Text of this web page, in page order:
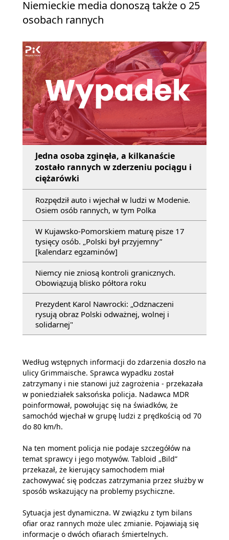
Niemieckie media donoszą także o 25
osobach rannych
Jedna osoba zginęła, a kilkanaście
zostało rannych w zderzeniu pociągu i
ciężarówki
Rozpędził auto i wjechał w ludzi w Modenie.
Osiem osób rannych, w tym Polka
W Kujawsko-Pomorskiem maturę pisze 17
tysięcy osób. „Polski był przyjemny”
[kalendarz egzaminów]
Niemcy nie zniosą kontroli granicznych.
Obowiązują blisko półtora roku
Prezydent Karol Nawrocki: „Odznaczeni
rysują obraz Polski odważnej, wolnej i
solidarnej"
Według wstępnych informacji do zdarzenia doszło na
ulicy Grimmaische. Sprawca wypadku został
zatrzymany i nie stanowi już zagrożenia - przekazała
w poniedziałek saksońska policja. Nadawca MDR
poinformował, powołując się na świadków, że
samochód wjechał w grupę ludzi z prędkością od 70
do 80 km/h.
Na ten moment policja nie podaje szczegółów na
temat sprawcy i jego motywów. Tabloid „Bild”
przekazał, że kierujący samochodem miał
zachowywać się podczas zatrzymania przez służby w
sposób wskazujący na problemy psychiczne.
Sytuacja jest dynamiczna. W związku z tym bilans
ofiar oraz rannych może ulec zmianie. Pojawiają się
informacje o dwóch ofiarach śmiertelnych.